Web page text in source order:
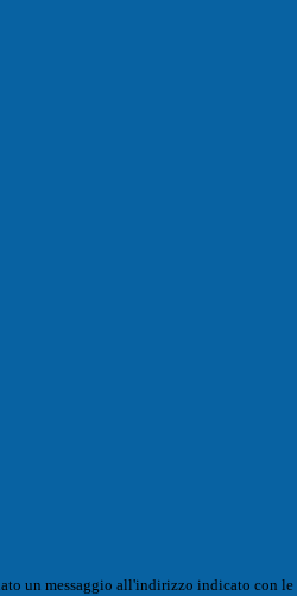
un messaggio all'indirizzo indicato con le